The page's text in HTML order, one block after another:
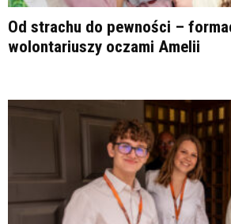
Od strachu do pewności –
wolontariuszy oczami Amelii